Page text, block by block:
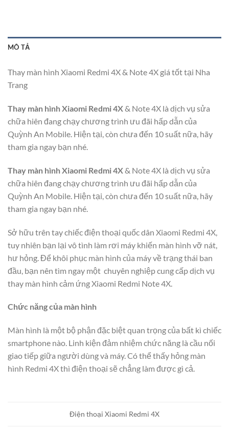
MÔ TẢ
Thay màn hình Xiaomi Redmi 4X & Note 4X giá tốt tại Nha
Trang
Thay màn hình Xiaomi Redmi 4X& Note 4X là dịch vụ sửa
chữa hiên đang chạy chương trình ưu đãi hấp dẫn của
Quỳnh An Mobile. Hiện tại, còn chưa đến 10 suất nữa, hãy
tham gia ngay bạn nhé.
Thay màn hình Xiaomi Redmi 4X& Note 4X là dịch vụ sửa
chữa hiên đang chạy chương trình ưu đãi hấp dẫn của
Quỳnh An Mobile. Hiện tại, còn chưa đến 10 suất nữa, hãy
tham gia ngay bạn nhé.
Sở hữu trên tay chiếc điện thoại quốc dân Xiaomi Redmi 4X,
tuy nhiên bạn lại vô tình làm rơi máy khiến màn hình vỡ nát,
hư hỏng. Để khôi phục màn hình của máy về trạng thái ban
đầu, bạn nên tìm ngay một chuyên nghiệp cung cấp dịch vụ
thay màn hình cảm ứng Xiaomi Redmi Note 4X.
Chức năng của màn hình
Màn hình là một bộ phận đặc biệt quan trọng của bất kì chiếc
smartphone nào. Linh kiện đảm nhiệm chức năng là cầu nối
giao tiếp giữa người dùng và máy. Có thể thấy hỏng màn
hình Redmi 4X thì điện thoại sẽ chẳng làm được gì cả.
Điện thoại Xiaomi Redmi 4X